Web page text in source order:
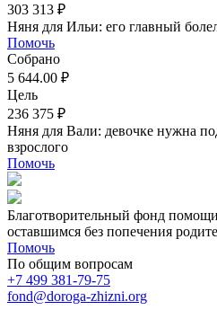
303 313 ₽
Няня для Ильи: его главный
Помочь
Собрано
5 644.00 ₽
Цель
236 375 ₽
Няня для Вали: девочке нужна
взрослого
Помочь
Благотворительный фонд
оставшимся без попечения
Помочь
По общим вопросам
+7 499 381-79-75
fond@doroga-zhizni.org